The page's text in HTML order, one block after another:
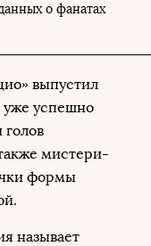
о фанатах
выпустил
уже успешно
мистери-
формы
называет